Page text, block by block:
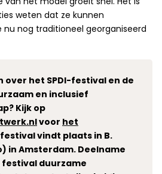
weten dat ze kunnen
nu nog traditioneel georganiseerd
over het SPDI-festival en de
en inclusief
Kijk op
voor het
festival vindt plaats in B.
in Amsterdam. Deelname
festival duurzame